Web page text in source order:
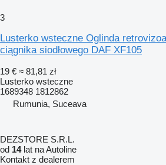
3
Lusterko wsteczne Oglinda
ciągnika siodłowego DAF XF105
19 € ≈ 81,81 zł
Lusterko wsteczne
1689348 1812862
Rumunia, Suceava
DEZSTORE S.R.L.
od 14lat na Autoline
Kontakt z dealerem